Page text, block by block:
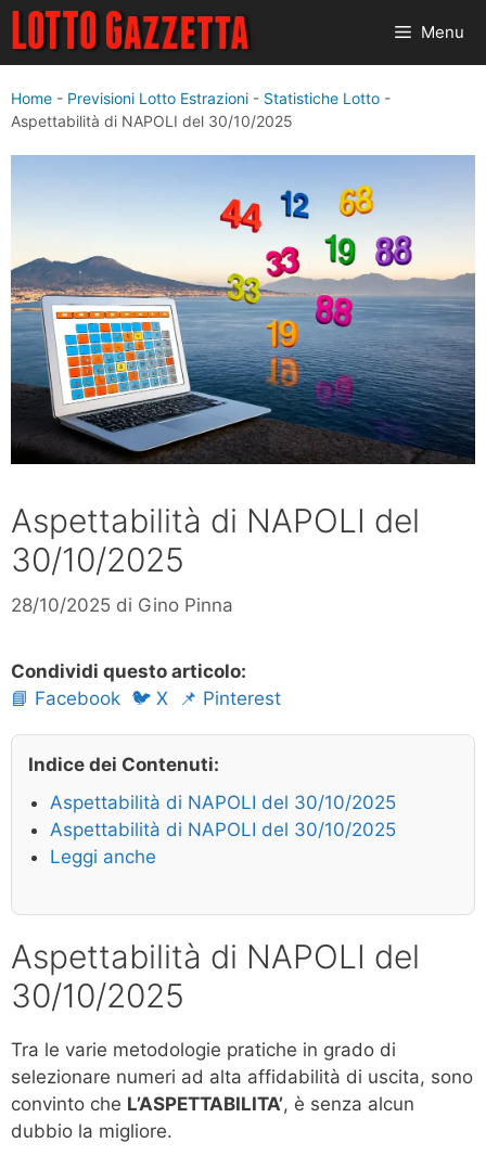
Vai
contenuto
Menu
Home - Previsioni Lotto Estrazioni - Statistiche Lotto -
Aspettabilità di NAPOLI del 30/10/2025
Aspettabilità di NAPOLI del
30/10/2025
28/10/2025 di Gino Pinna
Condividi questo articolo:
📘 Facebook 🐦 X 📌 Pinterest
Indice dei Contenuti:
Aspettabilità di NAPOLI del 30/10/2025
Aspettabilità di NAPOLI del 30/10/2025
Leggi anche
Aspettabilità di NAPOLI del
30/10/2025
Tra le varie metodologie pratiche in grado di
selezionare numeri ad alta affidabilità di uscita, sono
convinto che L’ASPETTABILITA’, è senza alcun
dubbio la migliore.